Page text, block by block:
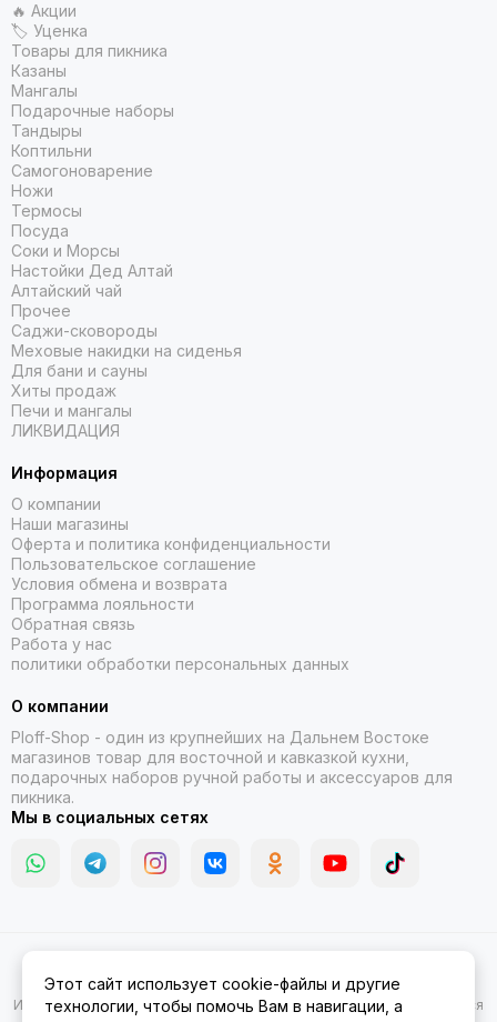
🔥 Акции
🏷 Уценка
Товары для пикника
Казаны
Мангалы
Подарочные наборы
Тандыры
Коптильни
Самогоноварение
Ножи
Термосы
Посуда
Соки и Морсы
Настойки Дед Алтай
Алтайский чай
Прочее
Саджи-сковороды
Меховые накидки на сиденья
Для бани и сауны
Хиты продаж
Печи и мангалы
ЛИКВИДАЦИЯ
Информация
О компании
Наши магазины
Оферта и политика конфиденциальности
Пользовательское соглашение
Условия обмена и возврата
Программа лояльности
Обратная связь
Работа у нас
политики обработки персональных данных
О компании
Ploff-Shop - один из крупнейших на Дальнем Востоке
магазинов товар для восточной и кавказкой кухни,
подарочных наборов ручной работы и аксессуаров для
пикника.
Мы в социальных сетях
Амуре.Карта сайта
Информация на сайте носит ознакомительный характер и не является
Этот сайт использует cookie-файлы и другие
технологии, чтобы помочь Вам в навигации, а